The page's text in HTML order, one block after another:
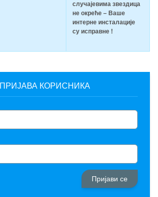
случајевима звездица
не окреће – Ваше
интерне инсталације
су исправне !
ПРИЈАВА КОРИСНИКА